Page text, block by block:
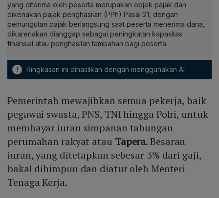
yang diterima oleh peserta merupakan objek pajak dan
dikenakan pajak penghasilan (PPh) Pasal 21, dengan
pemungutan pajak berlangsung saat peserta menerima dana,
dikarenakan dianggap sebagai peningkatan kapasitas
finansial atau penghasilan tambahan bagi peserta.
! Ringkasan ini dihasilkan dengan menggunakan AI
Pemerintah mewajibkan semua pekerja, baik
pegawai swasta, PNS, TNI hingga Polri, untuk
membayar iuran simpanan tabungan
perumahan rakyat atau Tapera. Besaran
iuran, yang ditetapkan sebesar 3% dari gaji,
bakal dihimpun dan diatur oleh Menteri
Tenaga Kerja.